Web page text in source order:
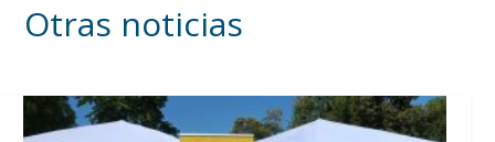
Otras noticias